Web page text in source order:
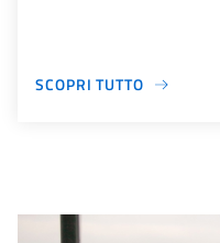
SCOPRI TUTTO